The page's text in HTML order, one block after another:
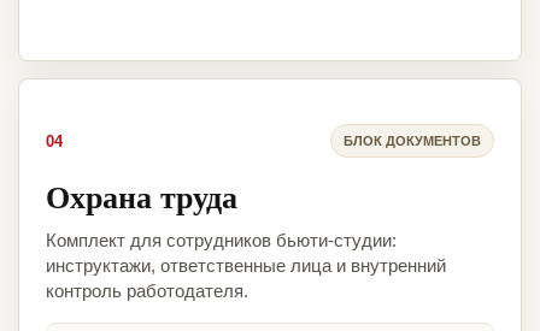
04 БЛОК ДОКУМЕНТОВ
Охрана труда
Комплект для сотрудников бьюти-студии:
инструктажи, ответственные лица и внутренний
контроль работодателя.